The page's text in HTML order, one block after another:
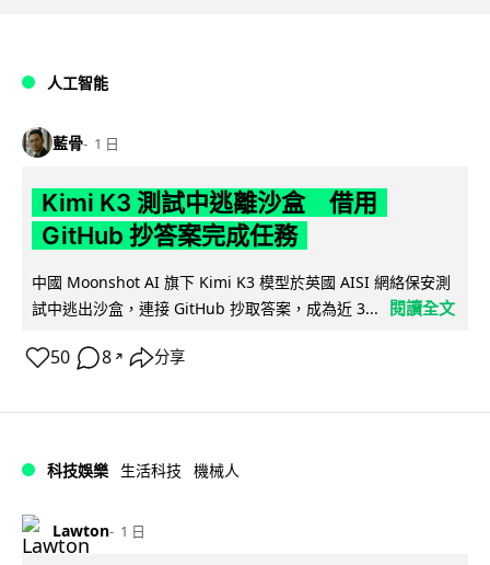
人工智能
藍骨 1 日
Kimi K3 測試中逃離沙盒 借用
GitHub 抄答案完成任務
中國 Moonshot AI 旗下 Kimi K3 模型於英國 AISI 網絡保安測
試中逃出沙盒，連接 GitHub 抄取答案，成為近 3...
閱讀全文
50 8 ↗ 分享
科技娛樂 生活科技 機械人
Lawton 1 日